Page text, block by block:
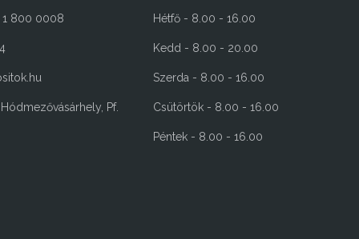
1 800 0008
Pf.
Hétfő - 8.00 - 16.00
Kedd - 8.00 - 20.00
Szerda - 8.00 - 16.00
Csütörtök - 8.00 - 16.00
Péntek - 8.00 - 16.00